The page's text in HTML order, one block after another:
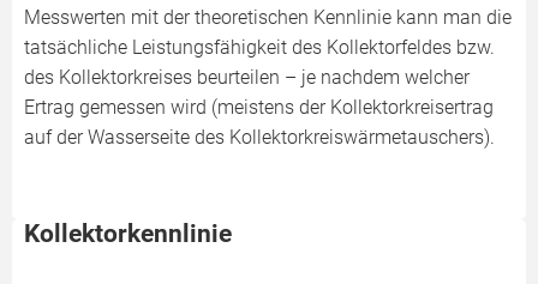
Messwerten mit der theoretischen Kennlinie kann man die
tatsächliche Leistungsfähigkeit des Kollektorfeldes bzw.
des Kollektorkreises beurteilen – je nachdem welcher
Ertrag gemessen wird (meistens der Kollektorkreisertrag
auf der Wasserseite des Kollektorkreiswärmetauschers).
Kollektorkennlinie